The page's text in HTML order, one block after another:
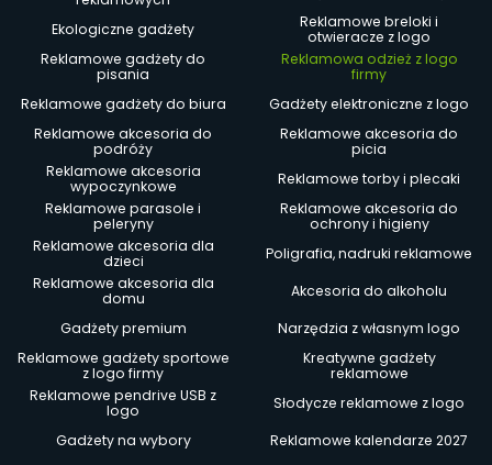
Ekologiczne gadżety
Reklamowe breloki i
otwieracze z logo
Reklamowe gadżety do
pisania
Reklamowa odzież z logo
firmy
Reklamowe gadżety do biura
Gadżety elektroniczne z logo
Reklamowe akcesoria do
podróży
Reklamowe akcesoria do
picia
Reklamowe akcesoria
wypoczynkowe
Reklamowe torby i plecaki
Reklamowe parasole i
peleryny
Reklamowe akcesoria do
ochrony i higieny
Reklamowe akcesoria dla
dzieci
Poligrafia, nadruki reklamowe
Reklamowe akcesoria dla
domu
Akcesoria do alkoholu
Gadżety premium
Narzędzia z własnym logo
Reklamowe gadżety sportowe
z logo firmy
Kreatywne gadżety
reklamowe
Reklamowe pendrive USB z
logo
Słodycze reklamowe z logo
Gadżety na wybory
Reklamowe kalendarze 2027